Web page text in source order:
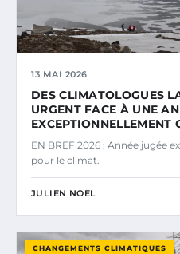
13 MAI 2026
DES CLIMATOLOGUES
URGENT FACE À UNE
EXCEPTIONNELLEMENT
EN BREF 2026 : Année jugée
pour le climat.
JULIEN NOËL
CHANGEMENTS CLIMATIQUES